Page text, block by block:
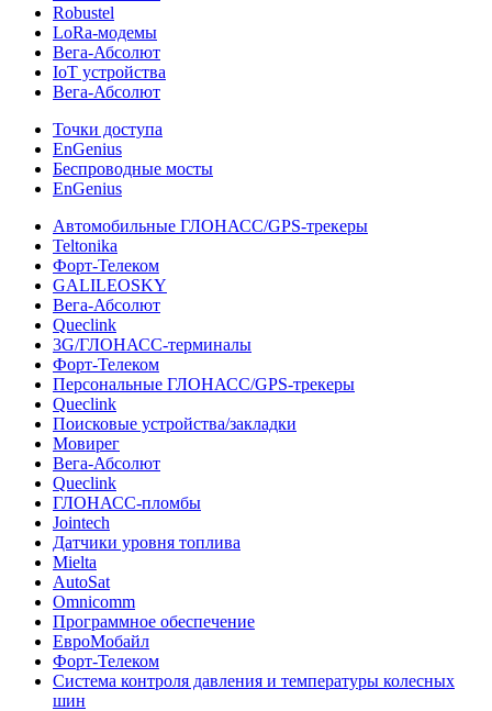
Robustel
LoRa-модемы
Вега-Абсолют
IoT устройства
Вега-Абсолют
Точки доступа
EnGenius
Беспроводные мосты
EnGenius
Автомобильные ГЛОНАСС/GPS-трекеры
Teltonika
Форт-Телеком
GALILEOSKY
Вега-Абсолют
Queclink
3G/ГЛОНАСС-терминалы
Форт-Телеком
Персональные ГЛОНАСС/GPS-трекеры
Queclink
Поисковые устройства/закладки
Мовирег
Вега-Абсолют
Queclink
ГЛОНАСС-пломбы
Jointech
Датчики уровня топлива
Mielta
AutoSat
Omnicomm
Программное обеспечение
ЕвроМобайл
Форт-Телеком
Система контроля давления и температуры колесных
шин